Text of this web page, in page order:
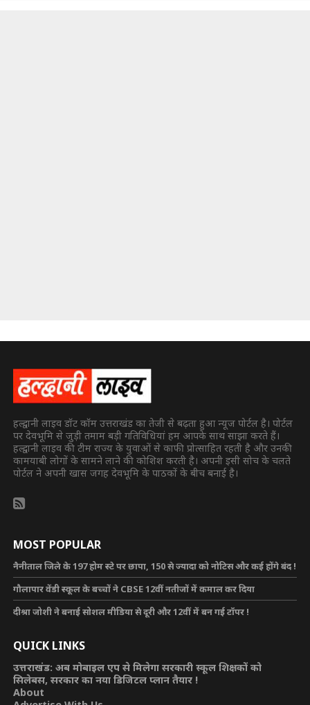
हल्द्वानी लाइव डॉट कॉम उत्तराखंड का तेजी से बढ़ता हुआ न्यूज पोर्टल है। पोर्टल
पर देवभूमि से जुड़ी तमाम बड़ी गतिविधियां हम आपके साथ साझा करते हैं।
हल्द्वानी लाइव की टीम राज्य के युवाओं से काफी प्रोत्साहित रहती है और उनकी
कामयाबी लोगों के सामने लाने की कोशिश करती है। अपनी इसी सोच के चलते
पोर्टल ने अपनी खास जगह देवभूमि के पाठकों के बीच बनाई है।
MOST POPULAR
नैनीताल जिले के 197 होम स्टे पर छापा, 150 से ज्यादा को नोटिस और कई होंगे बंद !
गौलापार वेंडी स्कूल के बच्चों ने CBSE 12वीं नतीजों में कमाल कर दिया
दीश्रा जोशी ने बनाई सोशल मीडिया से दूरी और 12वीं में बन गई टॉपर !
QUICK LINKS
उत्तराखंड: अब मोबाइल एप से मिलेगा सरकारी स्कूल शिक्षकों को
सिलेबस, सरकार का नया डिजिटल प्लान तैयार !
About